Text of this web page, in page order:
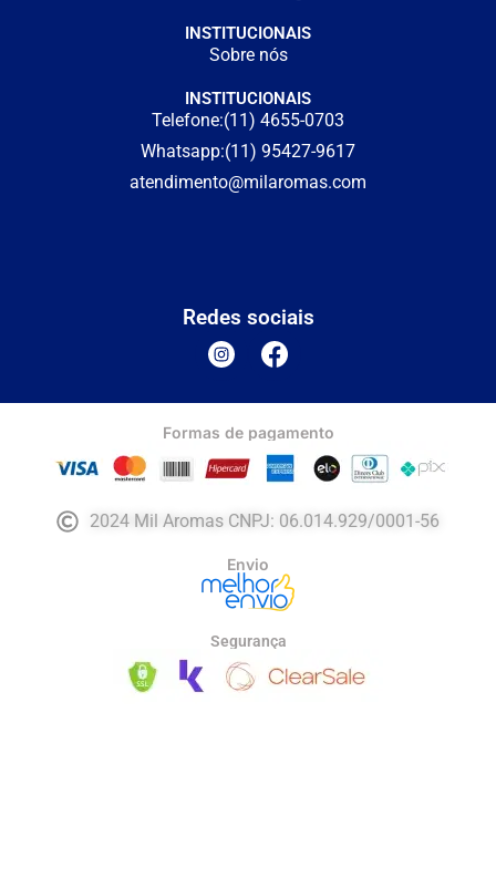
INSTITUCIONAIS
Sobre nós
INSTITUCIONAIS
Telefone:(11) 4655-0703
Whatsapp:(11) 95427-9617
atendimento@milaromas.com
Redes sociais
Formas de pagamento
2024 Mil Aromas CNPJ: 06.014.929/0001-56
Envio
Segurança